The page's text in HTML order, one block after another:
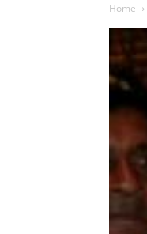
Home